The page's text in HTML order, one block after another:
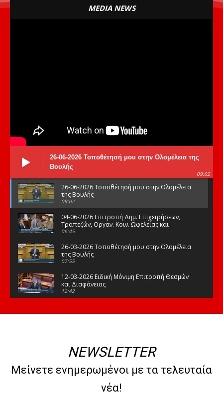
MEDIA NEWS
26-06-2026 Τοποθέτησή μου στην Ολομέλεια της
Βουλής
09:02
26-06-2026 Τοποθέτησή μου στην Ολομέλεια
της Βουλής
09:02
04-06-2026 Επιτροπή Δημ. Επιχειρήσεων,
Τραπεζών, Οργαν. Κοιν. Ωφελείας και
Φορέων Κοινων. Ασφάλισης
06:45
26-03-2026 Τοποθέτησή μου στην Ολομέλεια
της Βουλής
07:55
12-03-2026 Ειδική Μόνιμη Επιτροπή Θεσμών
και Διαφάνειας
12:42
της Βουλής
08:47
10-02-2026 Διαρκής Επιτροπή Μορφωτικών
Υποθέσεων
NEWSLETTER
Μείνετε ενημερωμένοι με τα τελευταία
νέα!